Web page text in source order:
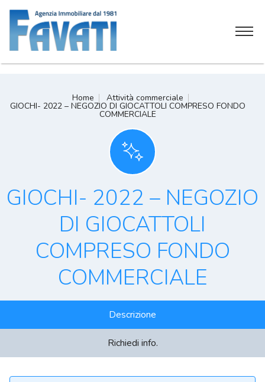
Chi siamo
Soluzioni immobiliari
Home Attività commerciale
GIOCHI- 2022 – NEGOZIO DI GIOCATTOLI COMPRESO FONDO
COMMERCIALE
GIOCHI- 2022 – NEGOZIO
DI GIOCATTOLI
COMPRESO FONDO
COMMERCIALE
Descrizione
Richiedi info.